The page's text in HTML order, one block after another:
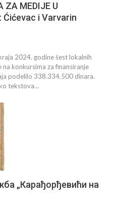
ZA MEDIJE U
Ćićevac i Varvarin
2024. godine šest lokalnih
na konkursima za finansiranje
podelilo 338.334.500 dinara.
tekstova…
„Карађорђевићи на